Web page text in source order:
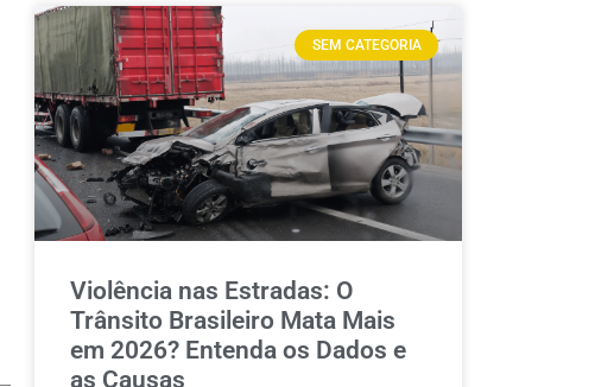
SEM CATEGORIA
Violência nas Estradas: O
Trânsito Brasileiro Mata Mais
em 2026? Entenda os Dados e
as Causas